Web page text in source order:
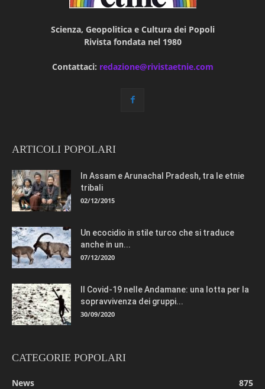
Scienza, Geopolitica e Cultura dei Popoli
Rivista fondata nel 1980
Contattaci: redazione@rivistaetnie.com
ARTICOLI POPOLARI
In Assam e Arunachal Pradesh, tra le etnie
tribali
02/12/2015
Un ecocidio in stile turco che si traduce
anche in un...
07/12/2020
Il Covid-19 nelle Andamane: una lotta per la
sopravvivenza dei gruppi...
30/09/2020
CATEGORIE POPOLARI
News
875